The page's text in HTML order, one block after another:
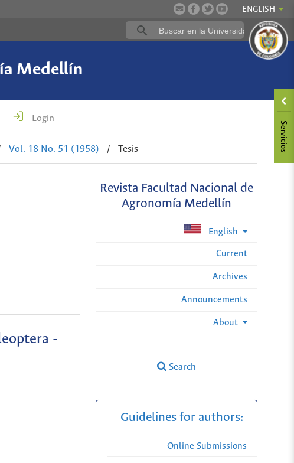
ENGLISH
Medellín
Login
Vol. 18 No. 51 (1958) / Tesis
Revista Facultad Nacional de
Agronomía Medellín
English
Current
Archives
Announcements
About
Search
-
Guidelines for authors:
Online Submissions